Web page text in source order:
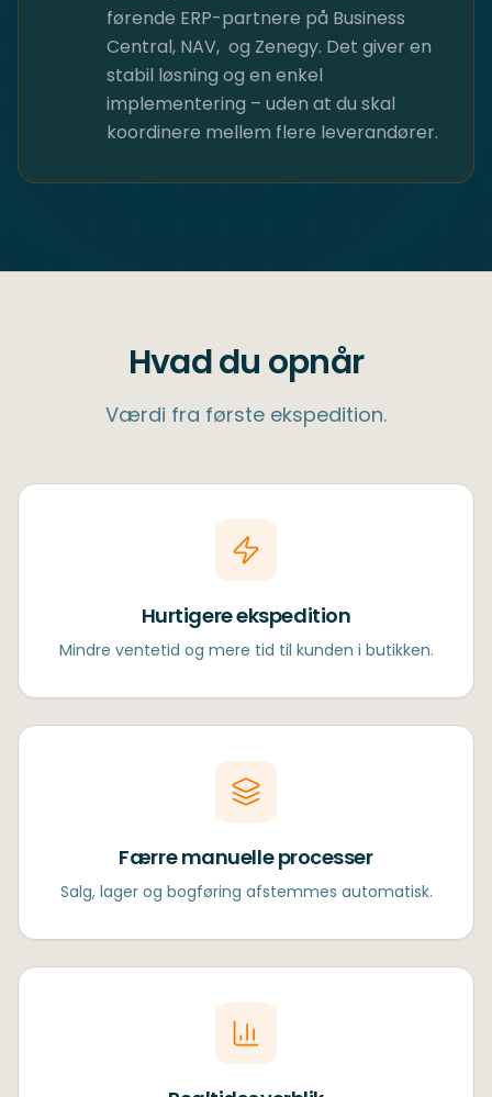
førende ERP-partnere på Business
Central, NAV, ​ og Zenegy. Det giver en
stabil løsning og en enkel
implementering – uden at du skal
koordinere mellem flere leverandører.
Hvad du opnår
Værdi fra første ekspedition.
Hurtigere ekspedition
Mindre ventetid og mere tid til kunden i butikken.
Færre manuelle processer
Salg, lager og bogføring afstemmes automatisk.